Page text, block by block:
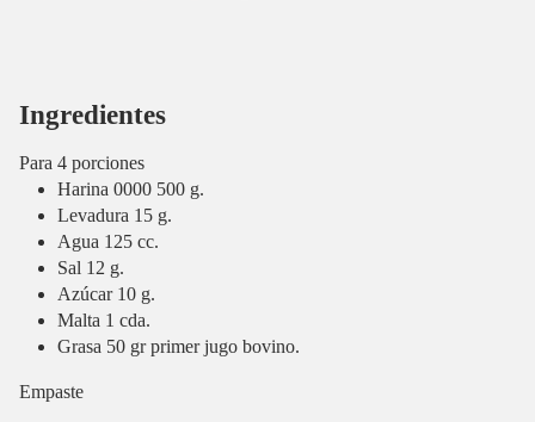
Ingredientes
Para 4 porciones
Harina 0000 500 g.
Levadura 15 g.
Agua 125 cc.
Sal 12 g.
Azúcar 10 g.
Malta 1 cda.
Grasa 50 gr primer jugo bovino.
Empaste